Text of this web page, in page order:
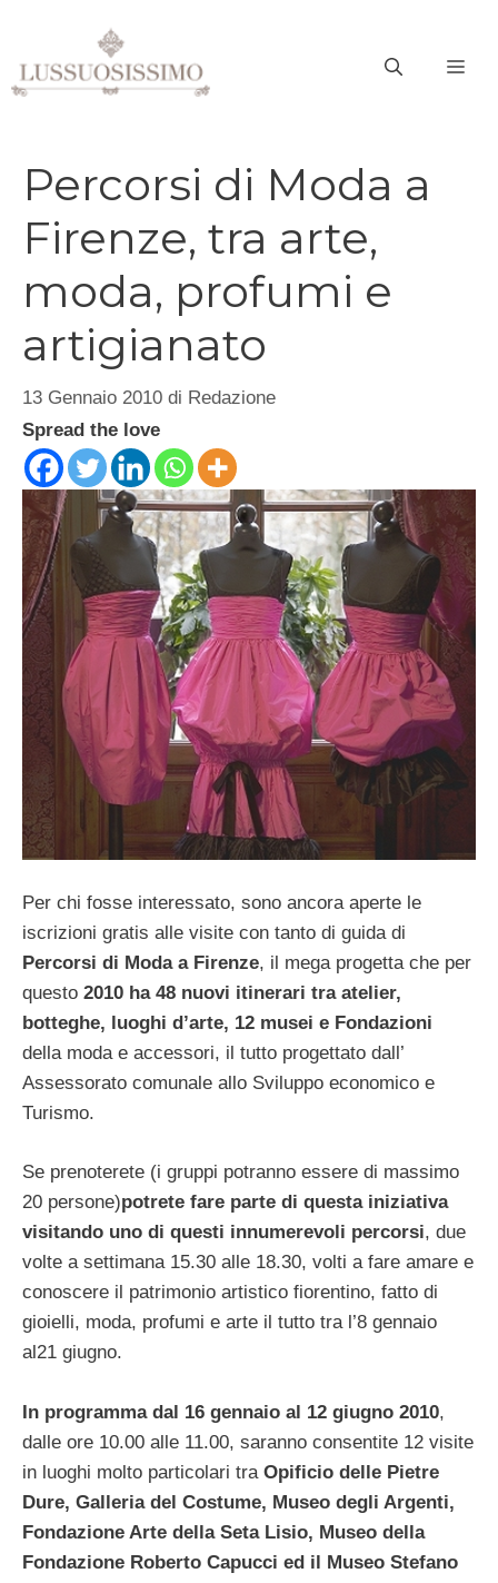
contenuto
Percorsi di Moda a
Firenze, tra arte,
moda, profumi e
artigianato
13 Gennaio 2010 di Redazione
Spread the love
Per chi fosse interessato, sono ancora aperte le
iscrizioni gratis alle visite con tanto di guida di
Percorsi di Moda a Firenze, il mega progetta che per
questo 2010 ha 48 nuovi itinerari tra atelier,
botteghe, luoghi d’arte, 12 musei e Fondazioni
della moda e accessori, il tutto progettato dall’
Assessorato comunale allo Sviluppo economico e
Turismo.
Se prenoterete (i gruppi potranno essere di massimo
20 persone)potrete fare parte di questa iniziativa
visitando uno di questi innumerevoli percorsi, due
volte a settimana 15.30 alle 18.30, volti a fare amare e
conoscere il patrimonio artistico fiorentino, fatto di
gioielli, moda, profumi e arte il tutto tra l’8 gennaio
al21 giugno.
In programma dal 16 gennaio al 12 giugno 2010,
dalle ore 10.00 alle 11.00, saranno consentite 12 visite
in luoghi molto particolari tra Opificio delle Pietre
Dure, Galleria del Costume, Museo degli Argenti,
Fondazione Arte della Seta Lisio, Museo della
Fondazione Roberto Capucci ed il Museo Stefano